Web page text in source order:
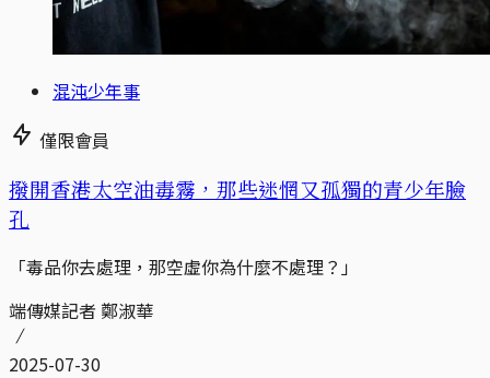
混沌少年事
僅限會員
撥開香港太空油毒霧，那些迷惘又孤獨的青少年臉
孔
「毒品你去處理，那空虛你為什麼不處理？」
端傳媒記者 鄭淑華
2025-07-30